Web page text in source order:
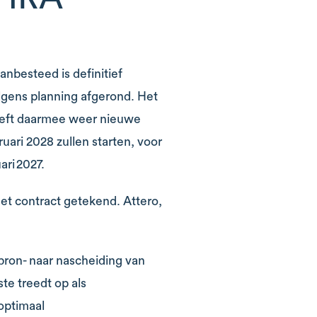
is definitief
planning afgerond. Het
daarmee weer nieuwe
2028 zullen starten, voor
2027.
contract getekend. Attero,
naar nascheiding van
treedt op als